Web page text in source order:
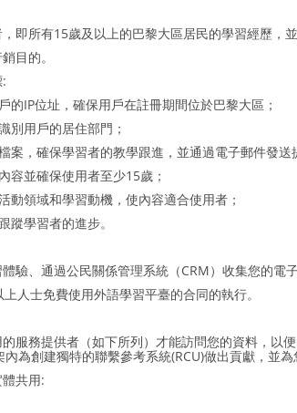
即所有15歲及以上的巴黎大區居民的學習經歷，並
目的。
的IP位址，確保用戶在註冊期間位於巴黎大區；
別用戶的居住部門；
案，確保學習者的教學跟進，並通過電子郵件發送
容並確保使用者至少15歲；
動領域和學習動機，使內容適合使用者；
蹤學習者的進步。
驗、通過公民關係管理系統（CRM）收集您的電
人士免費使用外語學習平臺的合同的執行。
服務提供者（如下所列）才能訪問您的資料，
為創建獨特的聯繫參考系統(RCU)做出貢獻，並為
共用: